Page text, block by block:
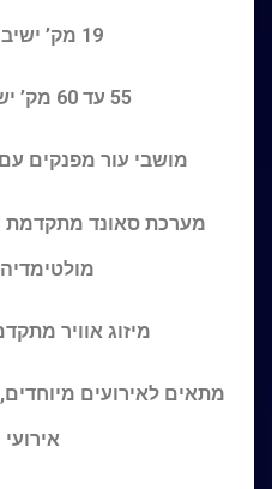
19 מק’ ישיבה במיניבוס
55 עד 60 מק’ ישיבה באוטובוס
מושבי עור מפנקים
מערכת סאונד מתקדמת
מיזוג אוויר
מתאים לאירועים